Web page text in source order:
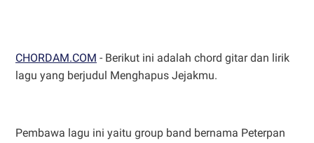
CHORDAM.COM - Berikut ini adalah chord gitar dan lirik
lagu yang berjudul Menghapus Jejakmu.
Pembawa lagu ini yaitu group band bernama Peterpan